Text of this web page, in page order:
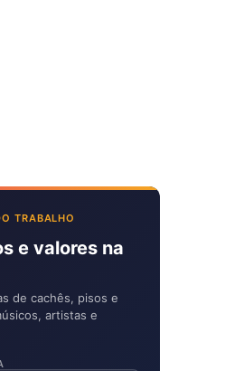
TRABALHO
e valores na
de cachês, pisos e
artistas e